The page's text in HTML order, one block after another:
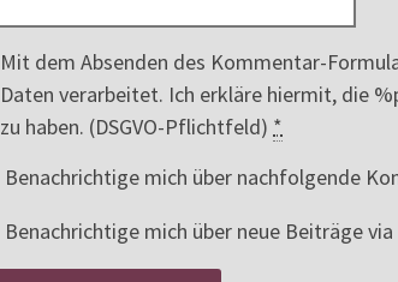
Mit dem Absenden des Kommentar-
Daten verarbeitet. Ich erkläre hiermit, die
zu haben. (DSGVO-Pflichtfeld) *
Benachrichtige mich über nachfolgende
Benachrichtige mich über neue Beiträge via